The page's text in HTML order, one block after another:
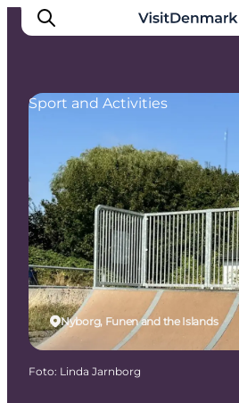
Inspiration
Resmål
Aktiviteter
Övernatta
Planera resan
Nyborg, Funen and the Islands
Sport and Activities
Foto: Linda Jarnborg